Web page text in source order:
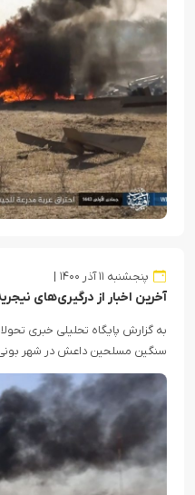
پنجشنبه ۱۱ آذر ۱۴۰۰
آخرین اخبار از درگیری‌های نیجریه، ۱۱ آذر
به گزارش پایگاه تحلیلی خبری
سنگین مسلحین داعش در شهر بونی